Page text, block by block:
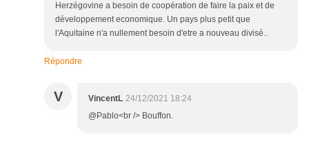
Herzégovine a besoin de coopération de faire la paix et de
développement economique. Un pays plus petit que
l'Aquitaine n'a nullement besoin d'etre a nouveau divisé..
Répondre
V VincentL 24/12/2021 18:24
@Pablo<br /> Bouffon.